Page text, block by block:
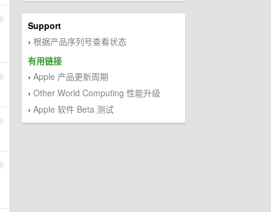
Support
› 根据产品序列号查看状态
有用链接
› Apple 产品更新周期
› Other World Computing 性能升级
› Apple 软件 Beta 测试